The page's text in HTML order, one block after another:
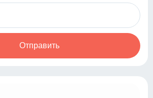
Отправить